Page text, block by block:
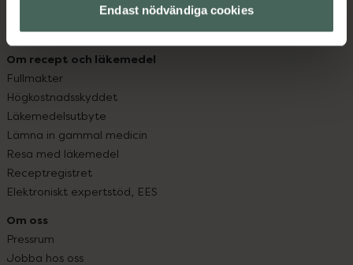
Endast nödvändiga cookies
Köpvillkor
Om recept och läkemedel
Fullmakter
Högkostnadsskyddet
Läkemedelsutbyte
Lämna in gammal medicin
Resa med läkemedel
Receptregistret
Elektroniskt expertstöd, EES
Om oss
Pressrum
Jobba hos oss